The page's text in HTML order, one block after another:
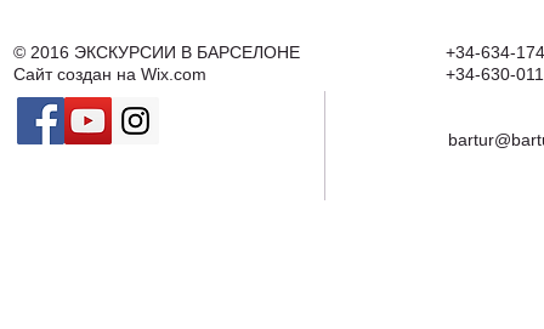
© 2016 ЭКСКУРСИИ В БАРСЕЛОНЕ
Сайт создан на Wix.com
+34-634-
+34-630-